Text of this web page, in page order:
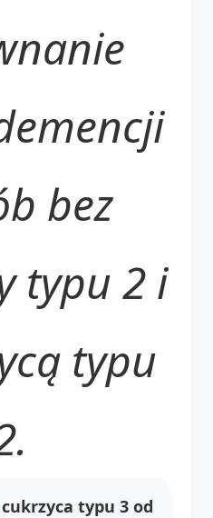
bez
typu 2 i
typu
typu 3 od